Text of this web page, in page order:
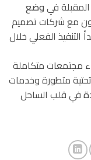
المقبلة فيوضع
مع شركات تصميم
الفعلي خلال
مجتمعات متكاملة
متطورة وخدمات
في قلب الساحل